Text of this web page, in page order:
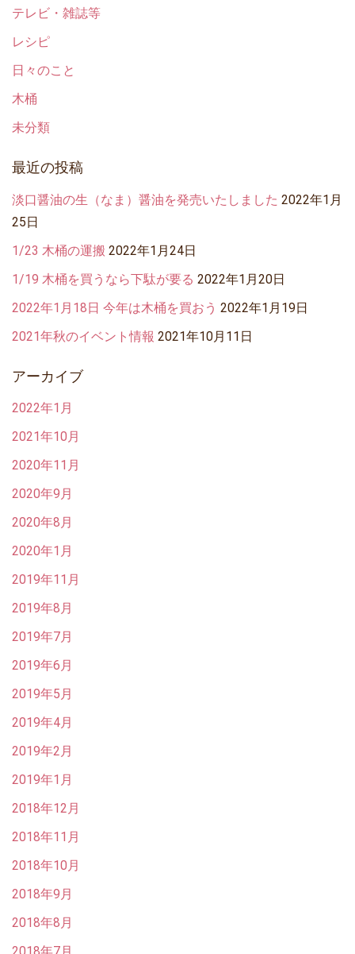
テレビ・雑誌等
レシピ
日々のこと
木桶
未分類
最近の投稿
淡口醤油の生（なま）醤油を発売いたしました 2022年1月
25日
1/23 木桶の運搬 2022年1月24日
1/19 木桶を買うなら下駄が要る 2022年1月20日
2022年1月18日 今年は木桶を買おう 2022年1月19日
2021年秋のイベント情報 2021年10月11日
アーカイブ
2022年1月
2021年10月
2020年11月
2020年9月
2020年8月
2020年1月
2019年11月
2019年8月
2019年7月
2019年6月
2019年5月
2019年4月
2019年2月
2019年1月
2018年12月
2018年11月
2018年10月
2018年9月
2018年8月